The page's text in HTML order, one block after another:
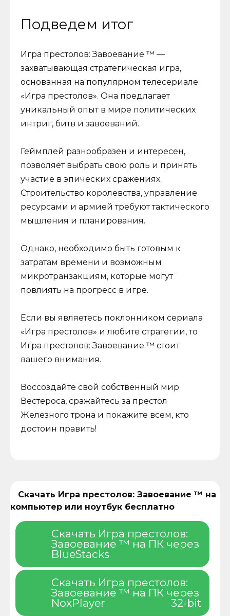
Подведем итог
Игра престолов: Завоевание ™ —
захватывающая стратегическая игра,
основанная на популярном телесериале
«Игра престолов». Она предлагает
уникальный опыт в мире политических
интриг, битв и завоеваний.
Геймплей разнообразен и интересен,
позволяет выбрать свою роль и принять
участие в эпических сражениях.
Строительство королевства, управление
ресурсами и армией требуют тактического
мышления и планирования.
Однако, необходимо быть готовым к
затратам времени и возможным
микротранзакциям, которые могут
повлиять на прогресс в игре.
Если вы являетесь поклонником сериала
«Игра престолов» и любите стратегии, то
Игра престолов: Завоевание ™ стоит
вашего внимания.
Воссоздайте свой собственный мир
Вестероса, сражайтесь за престол
Железного трона и покажите всем, кто
достоин править!
Скачать Игра престолов: Завоевание ™ на
компьютер или ноутбук бесплатно
Скачать Игра престолов:
Завоевание ™ на ПК через
BlueStacks
Скачать Игра престолов:
Завоевание ™ на ПК через
NoxPlayer
32-bit